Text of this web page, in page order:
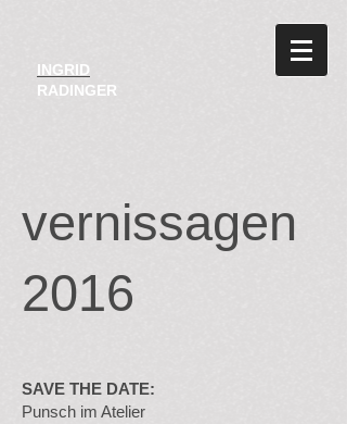
INGRID
RADINGER
vernissagen
2016
SAVE THE DATE:
Punsch im Atelier